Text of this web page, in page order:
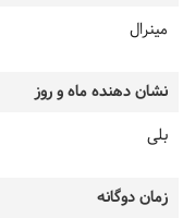
مینرال
نشان دهنده ماه و روز
بلی
زمان دوگانه